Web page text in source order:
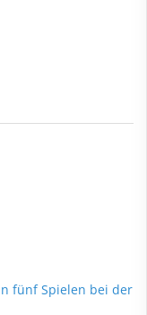
fünf Spielen bei der